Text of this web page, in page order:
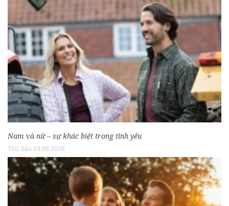
Nam và nữ – sự khác biệt trong tình yêu
Thứ Sáu 19.06.2026